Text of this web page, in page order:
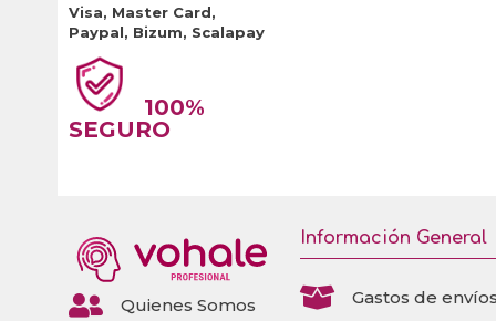
Visa, Master Card,
Paypal, Bizum, Scalapay
100%
SEGURO
 Quienes Somos
Información General
 Gastos de